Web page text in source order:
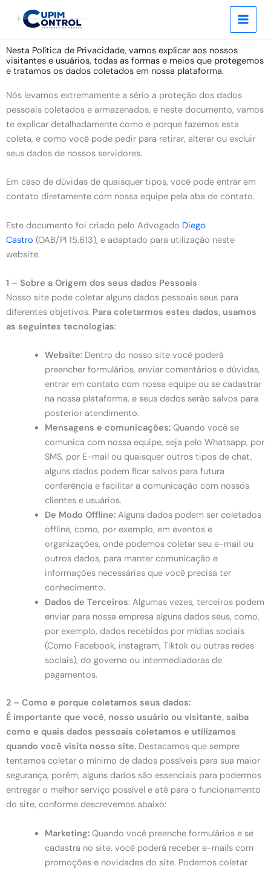
para
conteúdo
Nesta Política de Privacidade, vamos explicar aos nossos
visitantes e usuários, todas as formas e meios que protegemos
e tratamos os dados coletados em nossa plataforma.
Nós levamos extremamente a sério a proteção dos dados
pessoais coletados e armazenados, e neste documento, vamos
te explicar detalhadamente como e porque fazemos esta
coleta, e como você pode pedir para retirar, alterar ou excluir
seus dados de nossos servidores.
Em caso de dúvidas de quaisquer tipos, você pode entrar em
contato diretamente com nossa equipe pela aba de contato.
Este documento foi criado pelo Advogado Diego
Castro (OAB/PI 15.613), e adaptado para utilização neste
website.
1 – Sobre a Origem dos seus dados Pessoais
Nosso site pode coletar alguns dados pessoais seus para
diferentes objetivos. Para coletarmos estes dados, usamos
as seguintes tecnologias:
Website: Dentro do nosso site você poderá
preencher formulários, enviar comentários e dúvidas,
entrar em contato com nossa equipe ou se cadastrar
na nossa plataforma, e seus dados serão salvos para
posterior atendimento.
Mensagens e comunicações:Quando você se
comunica com nossa equipe, seja pelo Whatsapp, por
SMS, por E-mail ou quaisquer outros tipos de chat,
alguns dados podem ficar salvos para futura
conferência e facilitar a comunicação com nossos
clientes e usuários.
De Modo Offline:Alguns dados podem ser coletados
offline, como, por exemplo, em eventos e
organizações, onde podemos coletar seu e-mail ou
outros dados, para manter comunicação e
informações necessárias que você precisa ter
conhecimento.
Dados de Terceiros: Algumas vezes, terceiros podem
enviar para nossa empresa alguns dados seus, como,
por exemplo, dados recebidos por mídias sociais
(Como Facebook, instagram, Tiktok ou outras redes
sociais), do governo ou intermediadoras de
pagamentos.
2 – Como e porque coletamos seus dados:
É importante que você, nosso usuário ou visitante, saiba
como e quais dados pessoais coletamos e utilizamos
quando você visita nosso site. Destacamos que sempre
tentamos coletar o mínimo de dados possíveis para sua maior
segurança, porém, alguns dados são essenciais para podermos
entregar o melhor serviço possível e até para o funcionamento
do site, conforme descrevemos abaixo:
Marketing:Quando você preenche formulários e se
cadastra no site, você poderá receber e-mails com
promoções e novidades do site. Podemos coletar